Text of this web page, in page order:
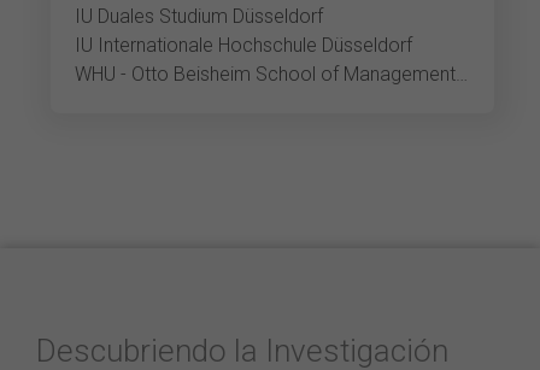
IU Duales Studium Düsseldorf
IU Internationale Hochschule Düsseldorf
WHU - Otto Beisheim School of Management Düsseldorf
Descubriendo la Investigación